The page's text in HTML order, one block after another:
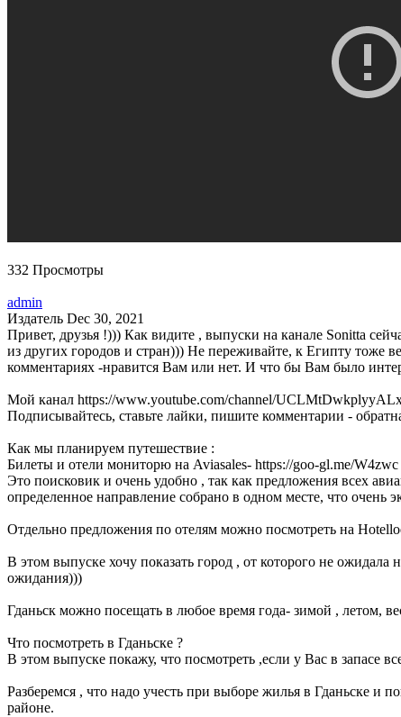
332 Просмотры
admin
Издатель Dec 30, 2021
Привет, друзья !))) Как видите , выпуски на канале Sonitta
из других городов и стран))) Не переживайте, к Египту тоже
комментариях -нравится Вам или нет. И что бы Вам было
Мой канал https://www.youtube.com/channel/
Подписывайтесь, ставьте лайки, пишите комментарии -
Как мы планируем путешествие :
Билеты и отели мониторю на Aviasales- https://goo-gl.me/W4zwc
Это поисковик и очень удобно , так как предложения всех
определенное направление собрано в одном месте, что очень
Отдельно предложения по отелям можно посмотреть на
В этом выпуске хочу показать город , от которого не
ожидания)))
Гданьск можно посещать в любое время года- зимой , летом,
Что посмотреть в Гданьске ?
В этом выпуске покажу, что посмотреть ,если у Вас в запасе
Разберемся , что надо учесть при выборе жилья в Гданьске и
районе.